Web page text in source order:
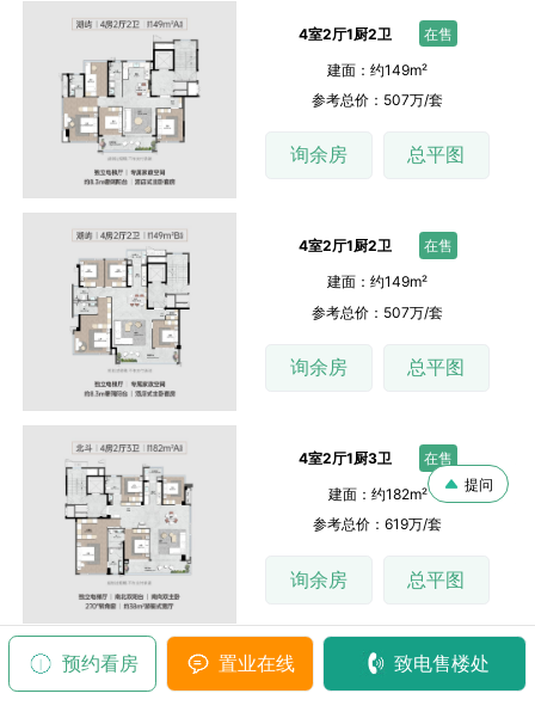
4室2厅1厨2卫 在售
建面：约149m²
参考总价：507万/套
询余房 总平图
4室2厅1厨2卫 在售
建面：约149m²
参考总价：507万/套
询余房 总平图
4室2厅1厨3卫 在售
建面：约182m²
参考总价：619万/套
询余房 总平图
预约看房 置业在线 致电售楼处
提问